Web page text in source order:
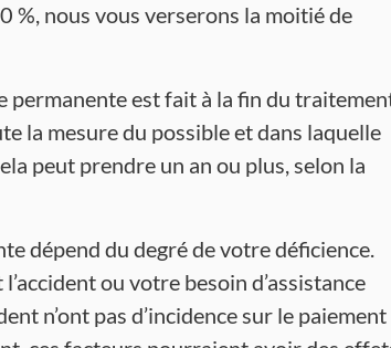
%, nous vous verserons la moitié de
est fait à la fin du
la mesure du possible et dans laquelle
peut prendre un an ou plus, selon la
dépend du degré de votre déficience.
ou votre besoin d’assistance
n’ont pas d’incidence sur le paiement